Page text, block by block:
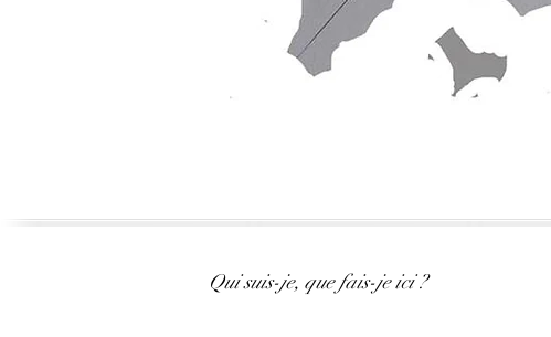
Qui suis-je, que fais-je ici ?